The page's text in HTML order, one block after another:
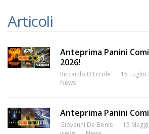
Articoli
Anteprima Panini
2026!
Riccardo D'Ercole 15 Luglio
News
Anteprima Panini
Giovanni De Bonis 15